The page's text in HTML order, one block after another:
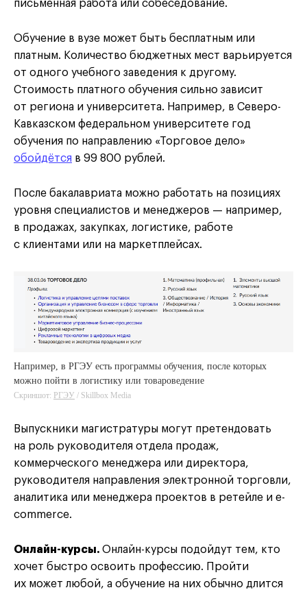
письменная работа или собеседование.
Обучение в вузе может быть бесплатным или
платным. Количество бюджетных мест варьируется
от одного учебного заведения к другому.
Стоимость платного обучения сильно зависит
от региона и университета. Например, в Северо-
Кавказском федеральном университете год
обучения по направлению «Торговое дело»
обойдётся в 99 800 рублей.
После бакалавриата можно работать на позициях
уровня специалистов и менеджеров — например,
в продажах, закупках, логистике, работе
с клиентами или на маркетплейсах.
Например, в РГЭУ есть программы обучения, после которых
можно пойти в логистику или товароведение
Скриншот: РГЭУ / Skillbox Media
Выпускники магистратуры могут претендовать
на роль руководителя отдела продаж,
коммерческого менеджера или директора,
руководителя направления электронной торговли,
аналитика или менеджера проектов в ретейле и e-
commerce.
Онлайн-курсы. Онлайн-курсы подойдут тем, кто
хочет быстро освоить профессию. Пройти
их может любой, а обучение на них обычно длится